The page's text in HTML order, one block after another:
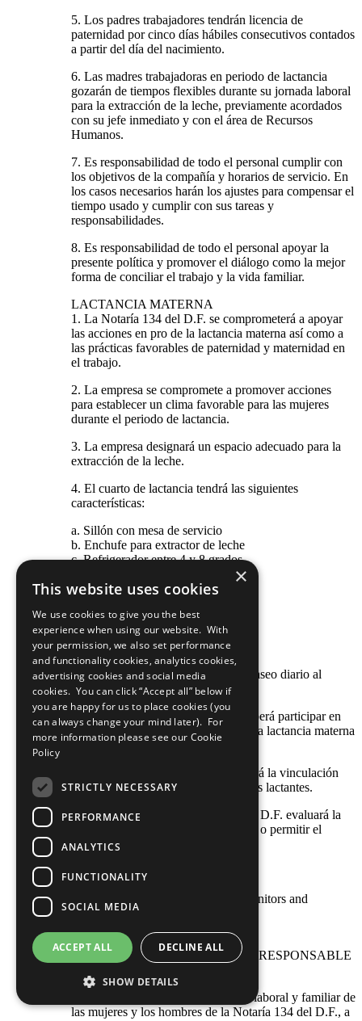
5. Los padres trabajadores tendrán licencia de
paternidad por cinco días hábiles consecutivos contados
a partir del día del nacimiento.
6. Las madres trabajadoras en periodo de lactancia
gozarán de tiempos flexibles durante su jornada laboral
para la extracción de la leche, previamente acordados
con su jefe inmediato y con el área de Recursos
Humanos.
7. Es responsabilidad de todo el personal cumplir con
los objetivos de la compañía y horarios de servicio. En
los casos necesarios harán los ajustes para compensar el
tiempo usado y cumplir con sus tareas y
responsabilidades.
8. Es responsabilidad de todo el personal apoyar la
presente política y promover el diálogo como la mejor
forma de conciliar el trabajo y la vida familiar.
LACTANCIA MATERNA
1. La Notaría 134 del D.F. se comprometerá a apoyar
las acciones en pro de la lactancia materna así como a
las prácticas favorables de paternidad y maternidad en
el trabajo.
2. La empresa se compromete a promover acciones
para establecer un clima favorable para las mujeres
durante el periodo de lactancia.
3. La empresa designará un espacio adecuado para la
extracción de la leche.
4. El cuarto de lactancia tendrá las siguientes
características:
a. Sillón con mesa de servicio
b. Enchufe para extractor de leche
c. Refrigerador entre 4 y 8 grados
e. Agua potable cerca
g. Libreta de control
h. Facilidad de acceso
i. Señalización sencilla
5. La empresa se compromete a dar aseo diario al
cuarto de lactancia.
6. El personal que así lo requiera deberá participar en
los eventos de sensibilización sobre la lactancia materna
en el trabajo.
7. La Notaría 134 del D.F. promoverá la vinculación
con una red de apoyo para las madres lactantes.
En caso necesario la Notaría 134 del D.F. evaluará la
posibilidad de otorgar tiempo parcial o permitir el
trabajo desde casa para
Measurement of outcomes
Description of how the company monitors and
evaluates performance.
POLITICA A FAVOR DE
MATERNIDAD Y PATERNIDAD RESPONSABLE
OBJETIVO:
Promover la conciliación de la vida laboral y familiar de
las mujeres y los hombres de la Notaría 134 del D.F., a
×
This website uses cookies
We use cookies to give you the best
experience when using our website. With
your permission, we also set performance
and functionality cookies, analytics cookies,
advertising cookies and social media
cookies. You can click “Accept all” below if
you are happy for us to place cookies (you
can always change your mind later). For
more information please see our Cookie
Policy
STRICTLY NECESSARY
PERFORMANCE
ANALYTICS
FUNCTIONALITY
SOCIAL MEDIA
ACCEPT ALL DECLINE ALL
SHOW DETAILS